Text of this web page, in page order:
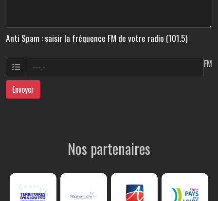
Anti Spam : saisir la fréquence FM de votre radio (101.5)
FM
Envoyer
Nos partenaires